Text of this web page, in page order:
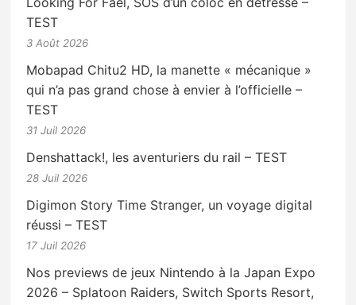
TEST
3 Août 2026
Mobapad Chitu2 HD, la manette « mécanique »
qui n’a pas grand chose à envier à l’officielle –
TEST
31 Juil 2026
Denshattack!, les aventuriers du rail – TEST
28 Juil 2026
Digimon Story Time Stranger, un voyage digital
réussi – TEST
17 Juil 2026
Nos previews de jeux Nintendo à la Japan Expo
2026 – Splatoon Raiders, Switch Sports Resort,